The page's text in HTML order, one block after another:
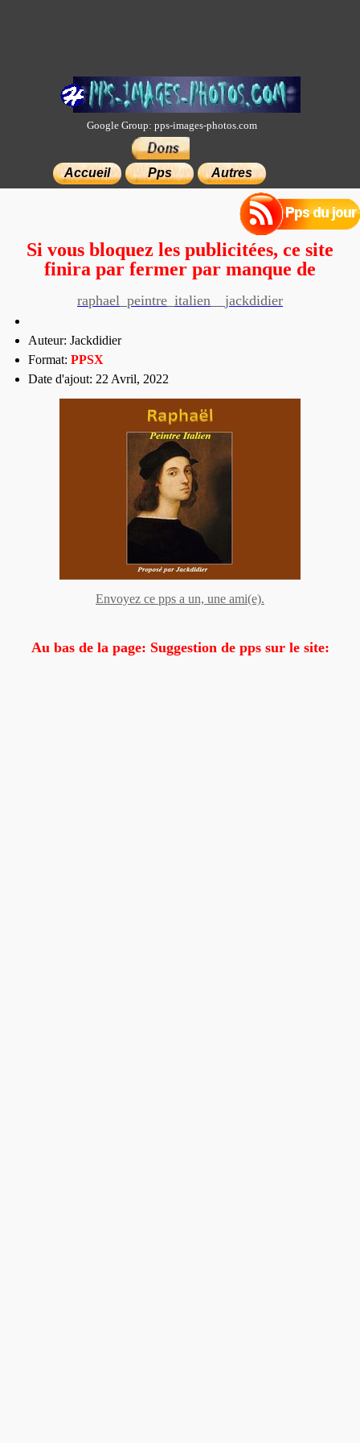
Accueil Pps Autres
Google Group: pps-images-photos.com
×
Si vous bloquez les publicitées, ce site
finira par fermer par manque de
raphael_peintre_italien__jackdidier
Auteur: Jackdidier
Format: PPSX
Date d'ajout: 22 Avril, 2022
Envoyez ce pps a un, une ami(e).
Au bas de la page: Suggestion de pps sur le site: